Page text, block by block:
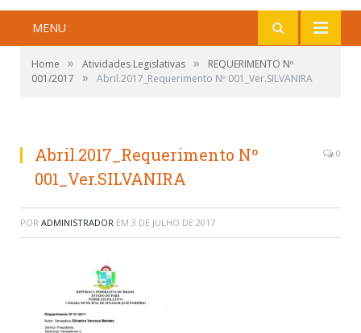
MENU
Home » Atividades Legislativas »
REQUERIMENTO Nº
001/2017
» Abril.2017_Requerimento Nº 001_Ver.SILVANIRA
Abril.2017_Requerimento Nº
001_Ver.SILVANIRA
0
POR ADMINISTRADOR EM 3 DE JULHO DE 2017